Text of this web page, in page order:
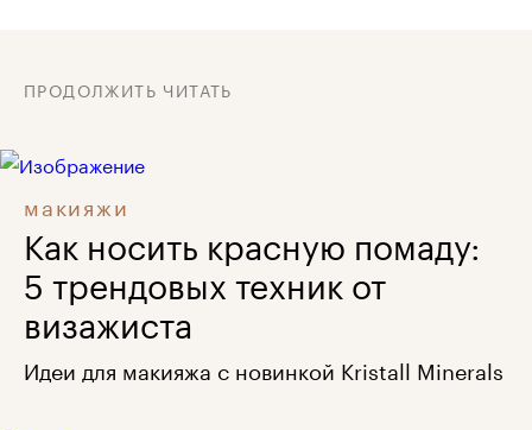
ПРОДОЛЖИТЬ ЧИТАТЬ
макияжи
Как носить красную помаду:
5 трендовых техник от
визажиста
Идеи для макияжа с новинкой Kristall Minerals